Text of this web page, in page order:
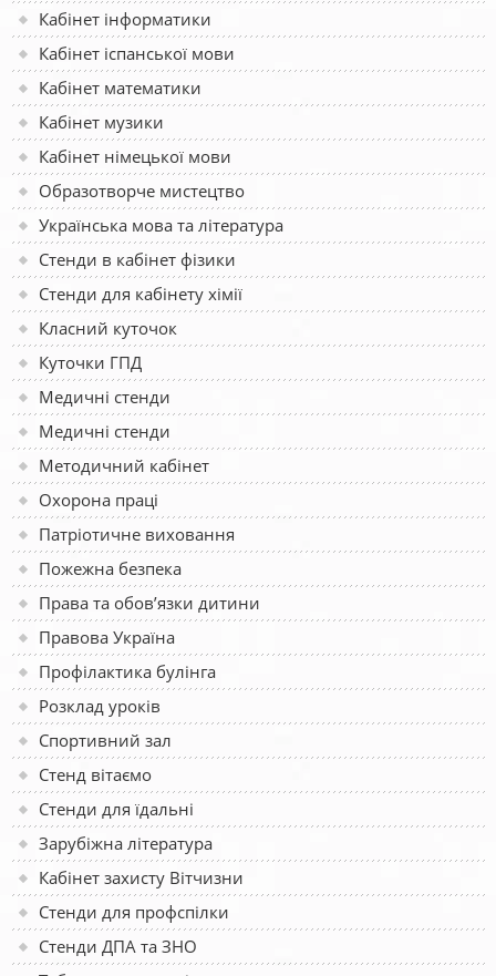
Кабінет інформатики
Кабінет іспанської мови
Кабінет математики
Кабінет музики
Кабінет німецької мови
Образотворче мистецтво
Українська мова та література
Стенди в кабінет фізики
Стенди для кабінету хімії
Класний куточок
Куточки ГПД
Медичні стенди
Медичні стенди
Методичний кабінет
Охорона праці
Патріотичне виховання
Пожежна безпека
Права та обов’язки дитини
Правова Україна
Профілактика булінга
Розклад уроків
Спортивний зал
Стенд вітаємо
Стенди для їдальні
Зарубіжна література
Кабінет захисту Вітчизни
Стенди для профспілки
Стенди ДПА та ЗНО